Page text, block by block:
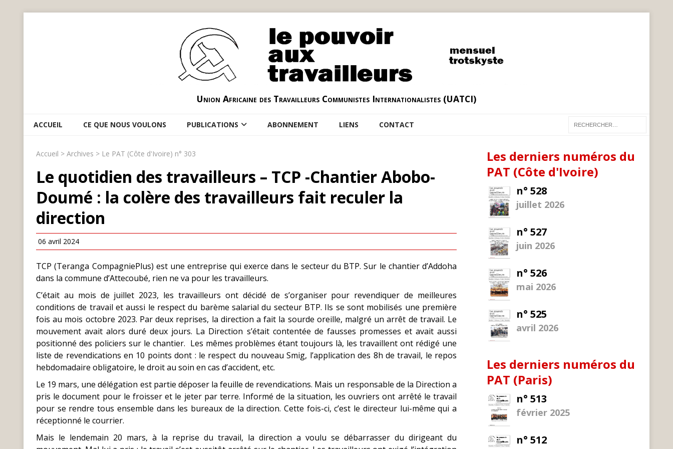
Union Africaine des Travailleurs Communistes Internationalistes (UATCI)
ACCUEIL CE QUE NOUS VOULONS PUBLICATIONS ABONNEMENT LIENS CONTACT
Accueil > Archives > Le PAT (Côte d'Ivoire) n° 303
Le quotidien des travailleurs – TCP -Chantier Abobo-
Doumé : la colère des travailleurs fait reculer la
direction
06 avril 2024
TCP (Teranga CompagniePlus) est une entreprise qui exerce dans le secteur du BTP. Sur le chantier d’Addoha
dans la commune d’Attecoubé, rien ne va pour les travailleurs.
C’était au mois de juillet 2023, les travailleurs ont décidé de s’organiser pour revendiquer de meilleures
conditions de travail et aussi le respect du barème salarial du secteur BTP. Ils se sont mobilisés une première
fois au mois octobre 2023. Par deux reprises, la direction a fait la sourde oreille, malgré un arrêt de travail. Le
mouvement avait alors duré deux jours. La Direction s’était contentée de fausses promesses et avait aussi
positionné des policiers sur le chantier. Les mêmes problèmes étant toujours là, les travaillent ont rédigé une
liste de revendications en 10 points dont : le respect du nouveau Smig, l’application des 8h de travail, le repos
hebdomadaire obligatoire, le droit au soin en cas d’accident, etc.
Le 19 mars, une délégation est partie déposer la feuille de revendications. Mais un responsable de la Direction a
pris le document pour le froisser et le jeter par terre. Informé de la situation, les ouvriers ont arrêté le travail
pour se rendre tous ensemble dans les bureaux de la direction. Cette fois-ci, c’est le directeur lui-même qui a
réceptionné le courrier.
Mais le lendemain 20 mars, à la reprise du travail, la direction a voulu se débarrasser du dirigeant du
Les derniers numéros du
PAT (Côte d'Ivoire)
n° 528
juillet 2026
n° 527
juin 2026
n° 526
mai 2026
n° 525
avril 2026
Les derniers numéros du
PAT (Paris)
n° 513
février 2025
n° 512